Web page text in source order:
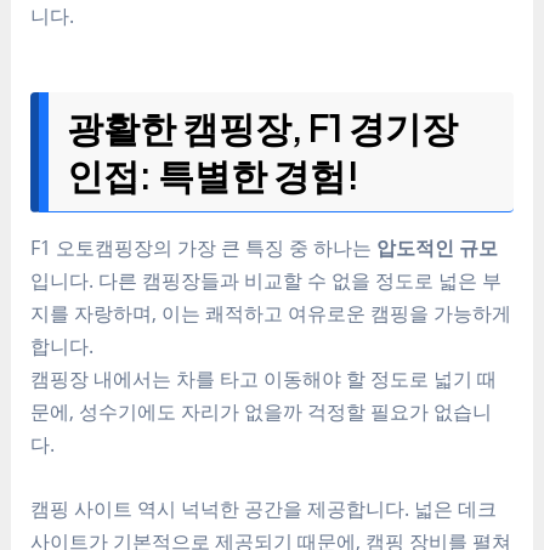
니다.
광활한 캠핑장, F1 경기장
인접: 특별한 경험!
F1 오토캠핑장의 가장 큰 특징 중 하나는 압도적인 규모
입니다. 다른 캠핑장들과 비교할 수 없을 정도로 넓은 부
지를 자랑하며, 이는 쾌적하고 여유로운 캠핑을 가능하게
합니다.
캠핑장 내에서는 차를 타고 이동해야 할 정도로 넓기 때
문에, 성수기에도 자리가 없을까 걱정할 필요가 없습니
다.
캠핑 사이트 역시 넉넉한 공간을 제공합니다. 넓은 데크
사이트가 기본적으로 제공되기 때문에, 캠핑 장비를 펼쳐